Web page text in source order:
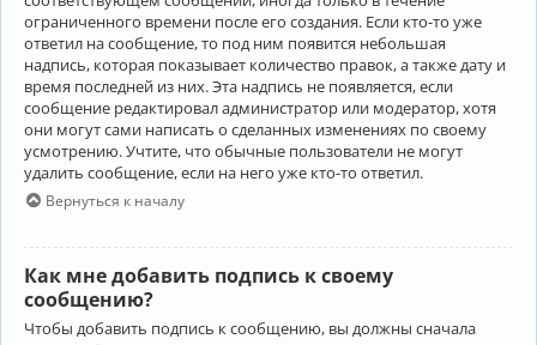
ограниченного времени после его создания. Если кто-то уже
ответил на сообщение, то под ним появится небольшая
надпись, которая показывает количество правок, а также дату и
время последней из них. Эта надпись не появляется, если
сообщение редактировал администратор или модератор, хотя
они могут сами написать о сделанных изменениях по своему
усмотрению. Учтите, что обычные пользователи не могут
удалить сообщение, если на него уже кто-то ответил.
Вернуться к началу
Как мне добавить подпись к своему
сообщению?
Чтобы добавить подпись к сообщению, вы должны сначала